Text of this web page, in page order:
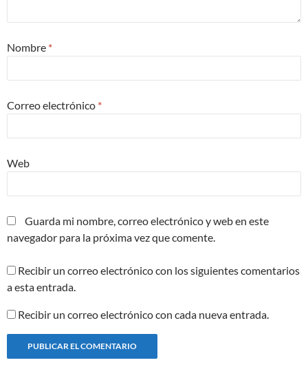
Nombre *
Correo electrónico *
Web
Guarda mi nombre, correo electrónico y web en este
navegador para la próxima vez que comente.
Recibir un correo electrónico con los siguientes comentarios
a esta entrada.
Recibir un correo electrónico con cada nueva entrada.